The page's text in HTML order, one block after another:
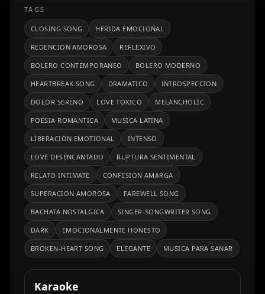
TAGS
CLOSING SONG HERIDA EMOCIONAL
REDENCION AMOROSA REFLEXIVO
BOLERO CONTEMPORANEO BOLERO MODERNO
HEARTBREAK SONG DRAMATICO INTROSPECCION
DOLOR SERENO LOVE TOXICO MELANCHOLIC
POESIA ROMANTICA MUSICA LATINA
LIBERACION EMOTIONAL INTENSO
LOVE DESENCANTADO RUPTURA SENTIMENTAL
RELATO INTIMATE CONFESION AMARGA
SUPERACION AMOROSA FAREWELL SONG
BACHATA NOSTALGICA SINGER-SONGWRITER SONG
DARK EMOCIONALMENTE HONESTO
BROKEN-HEART SONG ELEGANTE MUSICA PARA SANAR
Karaoke